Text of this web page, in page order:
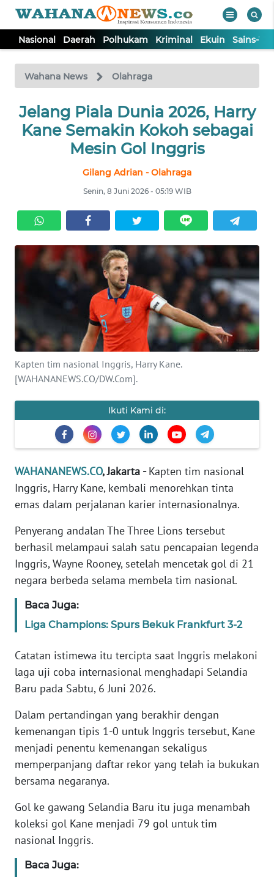
Nasional Daerah Polhukam Kriminal Ekuin Sains-
Wahana News Olahraga
Jelang Piala Dunia 2026, Harry
Kane Semakin Kokoh sebagai
Mesin Gol Inggris
Gilang Adrian - Olahraga
Senin, 8 Juni 2026 - 05:19 WIB
Kapten tim nasional Inggris, Harry Kane.
[WAHANANEWS.CO/DW.Com].
Ikuti Kami di:
WAHANANEWS.CO, Jakarta -Kapten tim nasional
Inggris, Harry Kane, kembali menorehkan tinta
emas dalam perjalanan karier internasionalnya.
Penyerang andalan The Three Lions tersebut
berhasil melampaui salah satu pencapaian legenda
Inggris, Wayne Rooney, setelah mencetak gol di 21
negara berbeda selama membela tim nasional.
Baca Juga:
Liga Champions: Spurs Bekuk Frankfurt 3-2
Catatan istimewa itu tercipta saat Inggris melakoni
laga uji coba internasional menghadapi Selandia
Baru pada Sabtu, 6 Juni 2026.
Dalam pertandingan yang berakhir dengan
kemenangan tipis 1-0 untuk Inggris tersebut, Kane
menjadi penentu kemenangan sekaligus
memperpanjang daftar rekor yang telah ia bukukan
bersama negaranya.
Gol ke gawang Selandia Baru itu juga menambah
koleksi gol Kane menjadi 79 gol untuk tim
nasional Inggris.
Baca Juga:
TV
Tutup
NASIONAL
KRIMINAL
EKUIN
SAINS-TEKNO
INTERNASIONAL
SERBA-SERBI
PENDIDIKAN
OLAHRAGA
OPINI
Informasi
INDEKS
KONTAK
INFO
IKLAN
TENTANG
KAMI
PEDOMAN
MEDIA
SIBER
REDAKSI